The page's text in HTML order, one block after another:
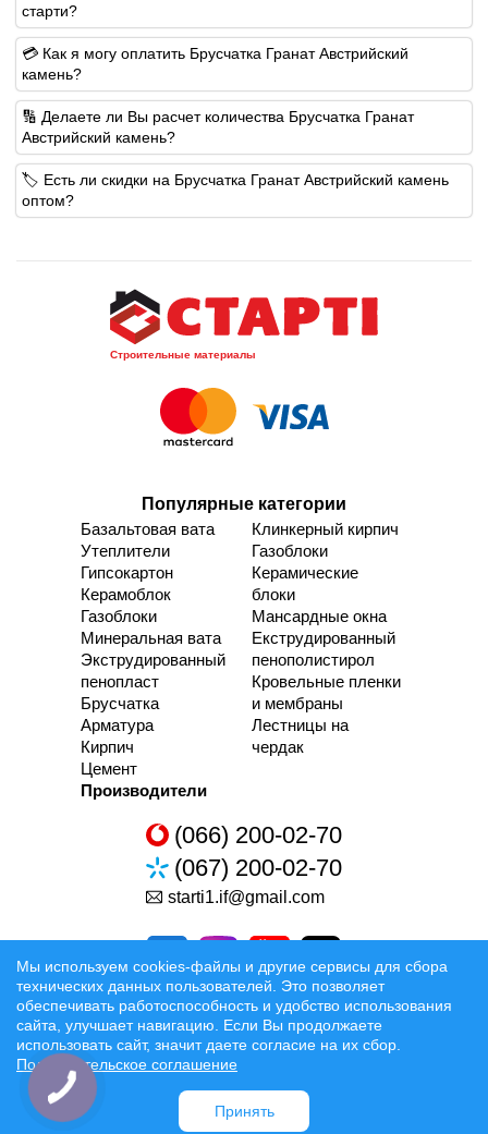
старти?
💳 Как я могу оплатить Брусчатка Гранат Австрийский
камень?
🔢 Делаете ли Вы расчет количества Брусчатка Гранат
Австрийский камень?
🏷️ Есть ли скидки на Брусчатка Гранат Австрийский камень
оптом?
Строительные материалы
Популярные категории
Базальтовая вата
Утеплители
Гипсокартон
Керамоблок
Газоблоки
Минеральная вата
Экструдированный
пенопласт
Брусчатка
Арматура
Кирпич
Цемент
Клинкерный кирпич
Газоблоки
Керамические
блоки
Мансардные окна
Екструдированный
пенополистирол
Кровельные пленки
и мембраны
Лестницы на
чердак
Производители
(066) 200-02-70
(067) 200-02-70
starti1.if@gmail.com
Разработка та Раскрутка сайтов
Официальные условия
Доставка:
РовноКовель
Мы используем cookies-файлы и другие сервисы для сбора
технических данных пользователей. Это позволяет
обеспечивать работоспособность и удобство использования
сайта, улучшает навигацию. Если Вы продолжаете
использовать сайт, значит даете согласие на их сбор.
Пользовательское соглашение
Принять